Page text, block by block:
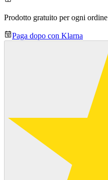
Prodotto gratuito per ogni ordine
Paga dopo con Klarna